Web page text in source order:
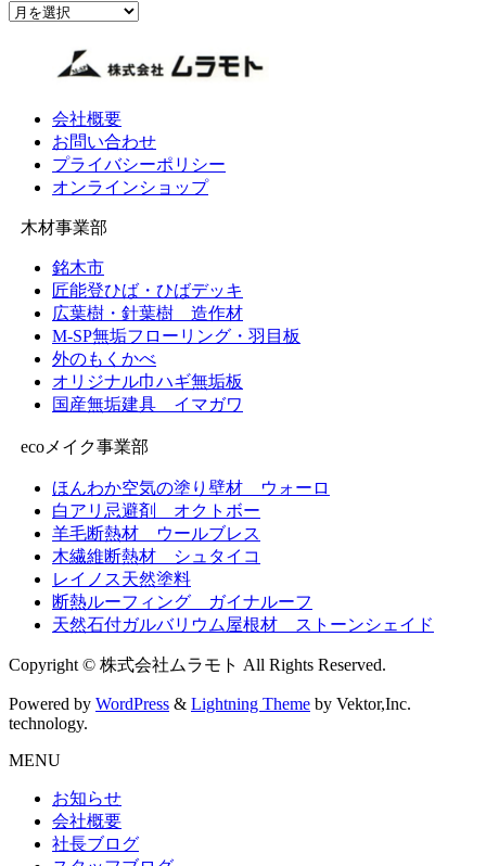
ア
会社概要
お問い合わせ
プライバシーポリシー
オンラインショップ
木材事業部
銘木市
匠能登ひば・ひばデッキ
広葉樹・針葉樹 造作材
M-SP無垢フローリング・羽目板
外のもくかべ
オリジナル巾ハギ無垢板
国産無垢建具 イマガワ
ecoメイク事業部
ほんわか空気の塗り壁材 ウォーロ
白アリ忌避剤 オクトボー
羊毛断熱材 ウールブレス
木繊維断熱材 シュタイコ
レイノス天然塗料
断熱ルーフィング ガイナルーフ
天然石付ガルバリウム屋根材 ストーンシェイド
Copyright © 株式会社ムラモト All Rights Reserved.
Powered by WordPress & Lightning Theme by Vektor,Inc.
technology.
MENU
お知らせ
会社概要
社長ブログ